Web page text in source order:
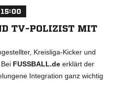
TV-POLIZIST MIT
Kreisliga-Kicker und
FUSSBALL.de erklärt der
Integration ganz wichtig